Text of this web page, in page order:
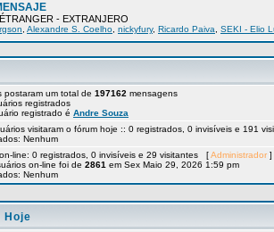
- EXTRANJERO
Alexandre S. Coelho nickyfury, Ricardo Paiva SEKI - Elio
postaram um total de 197162 mensagens
registrados
registrado é Andre Souza
visitaram o fórum hoje :: 0 registrados, 0 invisíveis e 191
Nenhum
line: 0 registrados, 0 invisíveis e 29 visitantes [Administrador
on-line foi de 2861 em Sex Maio 29, 2026 1:59 pm
Nenhum
Hoje